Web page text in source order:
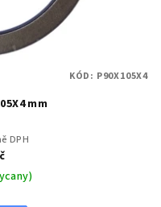
mm
DPH
KÓD: P90X105X4